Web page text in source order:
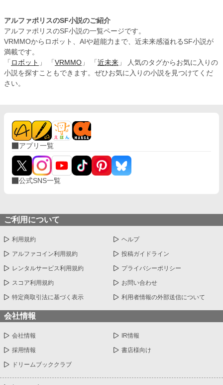
アルファポリスのSF小説のご紹介
アルファポリスのSF小説の一覧ページです。
VRMMOからロボット、AIや超能力まで、近未来感溢れるSF小説が
満載です。
「 ロボット 」 「 VRMMO 」 「 近未来 」 人気のタグからお気に入りの
小説を探すこともできます。ぜひお気に入りの小説を見つけてくだ
さい。
アプリ一覧
公式SNS一覧
ご利用について
利用規約 ヘルプ
アルファコイン利用規約 投稿ガイドライン
レンタルサービス利用規約 プライバシーポリシー
スコア利用規約 お問い合わせ
特定商取引法に基づく表示 利用者情報の外部送信について
会社情報
会社情報 IR情報
採用情報 書店様向け
ドリームブッククラブ